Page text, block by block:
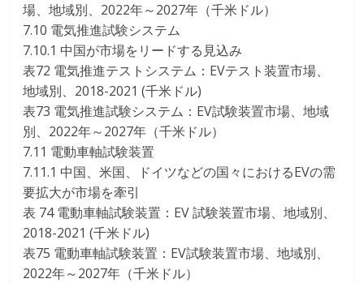
場、地域別、2022年～2027年（千米ドル）
7.10 電気推進試験システム
7.10.1 中国が市場をリードする見込み
表72 電気推進テストシステム：EVテスト装置市場、
地域別、2018-2021 (千米ドル)
表73 電気推進試験システム：EV試験装置市場、地域
別、2022年～2027年（千米ドル）
7.11 電動車軸試験装置
7.11.1 中国、米国、ドイツなどの国々におけるEVの需
要拡大が市場を牽引
表 74 電動車軸試験装置：EV 試験装置市場、地域別、
2018-2021 (千米ドル)
表75 電動車軸試験装置：EV試験装置市場、地域別、
2022年～2027年（千米ドル）